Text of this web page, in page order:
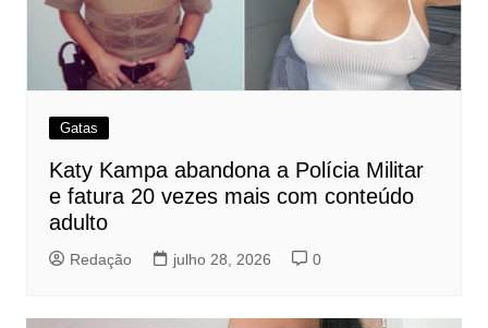
Gatas
Katy Kampa abandona a Polícia Militar
e fatura 20 vezes mais com conteúdo
adulto
Redação julho 28, 2026 0